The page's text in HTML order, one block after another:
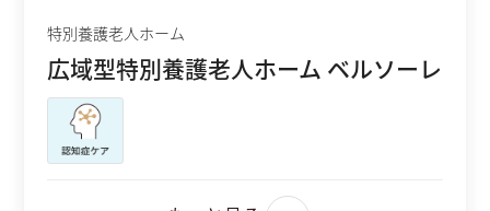
特別養護老人ホーム
広域型特別養護老人ホーム ベルソーレ